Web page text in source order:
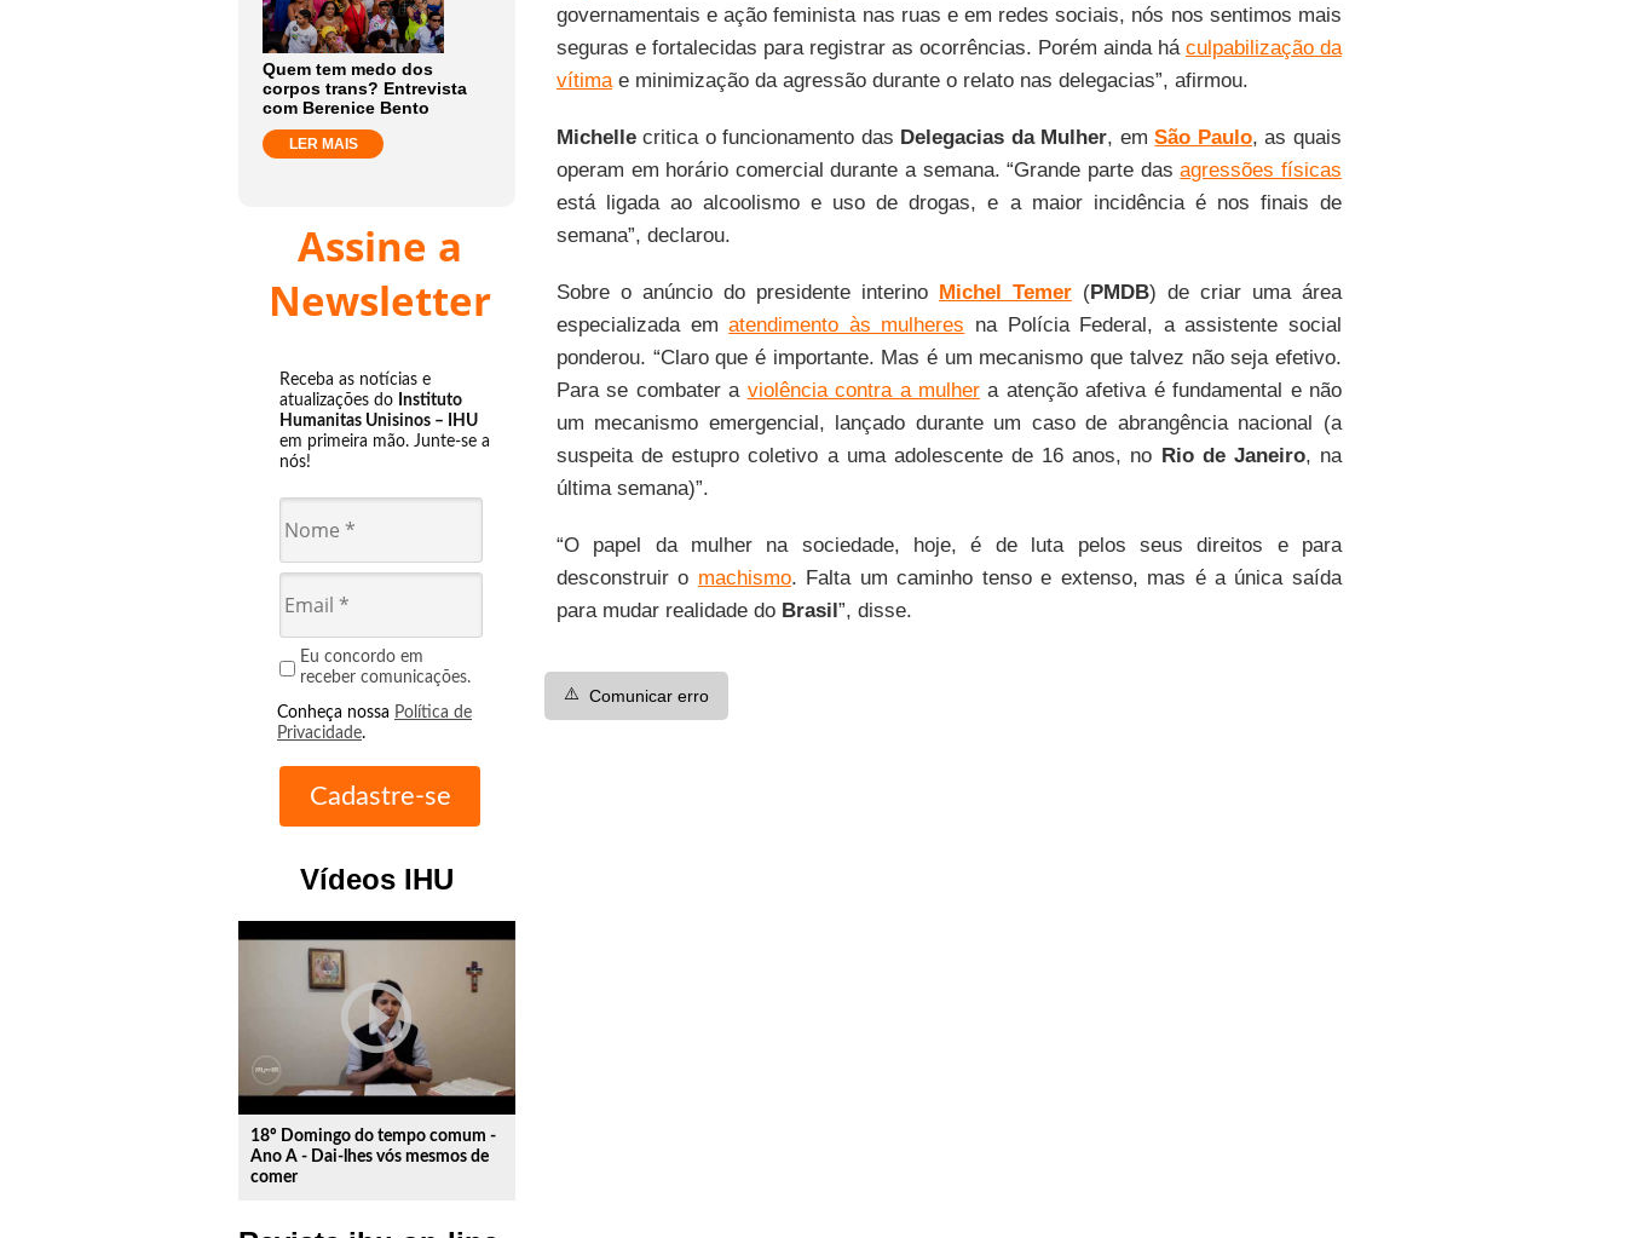
Quem tem medo dos
corpos trans? Entrevista
com Berenice Bento
LER MAIS
Assine a
Newsletter
Receba as notícias e
atualizações do Instituto
Humanitas Unisinos – IHU
em primeira mão. Junte-se a
nós!
Eu concordo em
receber comunicações.
Conheça nossa Política de
Privacidade.
Vídeos IHU
play_circle_outline
18º Domingo do tempo comum -
Ano A - Dai-lhes vós mesmos de
comer
governamentais e ação feminista nas ruas e em redes sociais, nós nos sentimos mais
seguras e fortalecidas para registrar as ocorrências. Porém ainda há culpabilização da
vítimae minimização da agressão durante o relato nas delegacias”, afirmou.
Michellecritica o funcionamento das Delegacias da Mulher, emSão Paulo, as quais
operam em horário comercial durante a semana. “Grande parte dasagressões físicas
está ligada ao alcoolismo e uso de drogas, e a maior incidência é nos finais de
semana”, declarou.
Sobre o anúncio do presidente interino Michel Temer(PMDB) de criar uma área
especializada ematendimento às mulheres na Polícia Federal, a assistente social
ponderou. “Claro que é importante. Mas é um mecanismo que talvez não seja efetivo.
Para se combater a violência contra a mulhera atenção afetiva é fundamental e não
um mecanismo emergencial, lançado durante um caso de abrangência nacional (a
suspeita de estupro coletivo a uma adolescente de 16 anos, no Rio de Janeiro, na
última semana)”.
“O papel da mulher na sociedade, hoje, é de luta pelos seus direitos e para
desconstruir o machismo. Falta um caminho tenso e extenso, mas é a única saída
para mudar realidade do Brasil”, disse.
⚠️ Comunicar erro